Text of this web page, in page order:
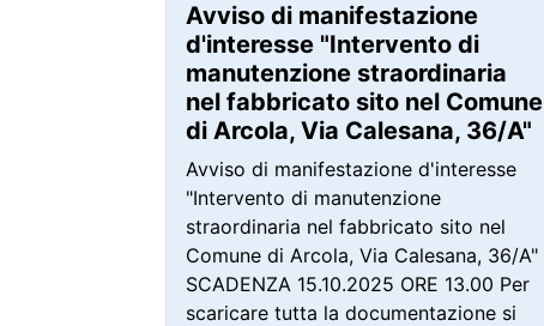
Avviso di manifestazione
d'interesse "Intervento di
manutenzione straordinaria
nel fabbricato sito nel Comune
di Arcola, Via Calesana, 36/A"
Avviso di manifestazione d'interesse
"Intervento di manutenzione
straordinaria nel fabbricato sito nel
Comune di Arcola, Via Calesana, 36/A"
SCADENZA 15.10.2025 ORE 13.00 Per
scaricare tutta la documentazione si